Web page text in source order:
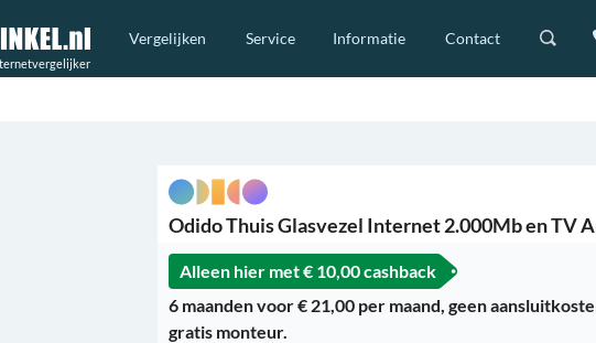
Vergelijken Service Informatie Contact
Odido Thuis Glasvezel Internet 2.000Mb en TV
Alleen hier met€ 10,00 cashback
6 maanden voor € 21,00 per maand, geen
gratis monteur.